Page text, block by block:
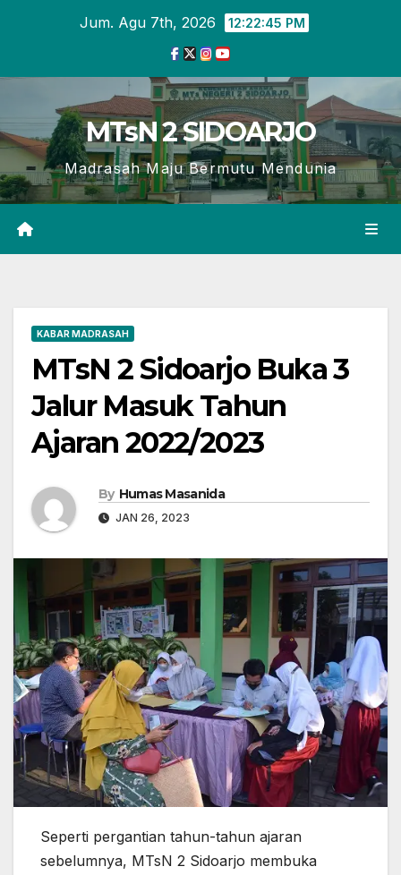
Jum. Agu 7th, 2026 12:22:46 PM
MTsN 2 SIDOARJO
Madrasah Maju Bermutu Mendunia
KABAR MADRASAH
MTsN 2 Sidoarjo Buka 3
Jalur Masuk Tahun
Ajaran 2022/2023
By Humas Masanida
JAN 26, 2023
Seperti pergantian tahun-tahun ajaran
sebelumnya, MTsN 2 Sidoarjo membuka